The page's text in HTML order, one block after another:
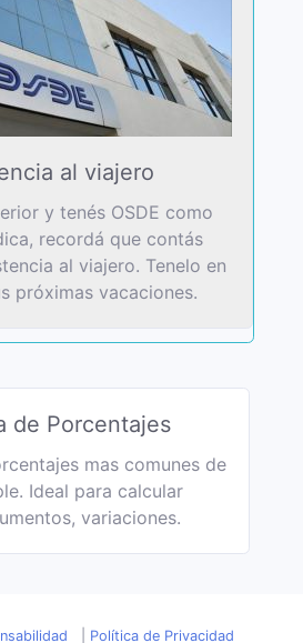
al viajero
y tenés OSDE como
recordá que contás
al viajero. Tenelo en
próximas vacaciones.
de Porcentajes
mas comunes de
Ideal para calcular
variaciones.
Política de Privacidad